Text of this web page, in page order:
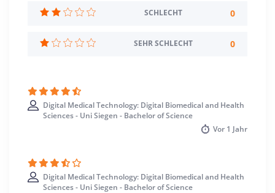
Wintersemester
SCHLECHT 0
SEHR SCHLECHT 0
Digital Medical Technology: Digital Biomedical and Health
Sciences - Uni Siegen - Bachelor of Science
Vor 1 Jahr
Digital Medical Technology: Digital Biomedical and Health
Sciences - Uni Siegen - Bachelor of Science